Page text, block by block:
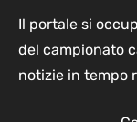
Il portale si
del campionato
notizie in tempo